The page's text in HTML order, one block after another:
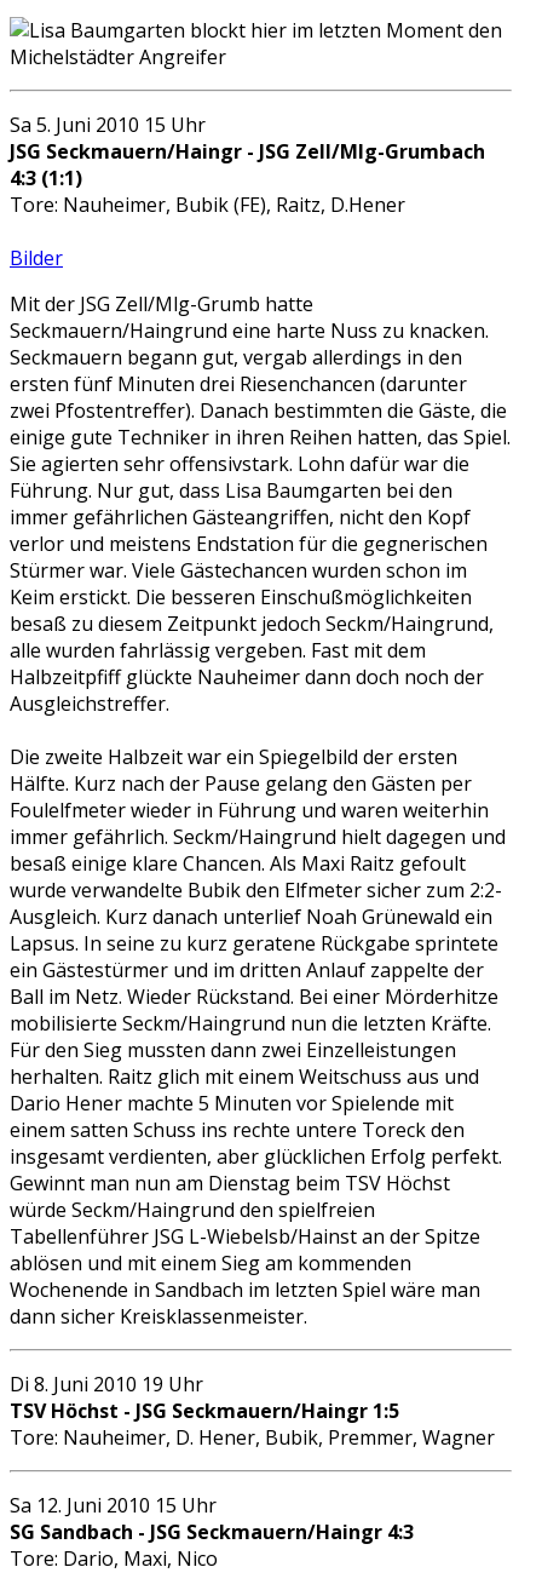
Sa 5. Juni 2010 15 Uhr
JSG Seckmauern/Haingr - JSG Zell/Mlg-Grumbach
4:3 (1:1)
Tore: Nauheimer, Bubik (FE), Raitz, D.Hener
Bilder
Mit der JSG Zell/Mlg-Grumb hatte
Seckmauern/Haingrund eine harte Nuss zu knacken.
Seckmauern begann gut, vergab allerdings in den
ersten fünf Minuten drei Riesenchancen (darunter
zwei Pfostentreffer). Danach bestimmten die Gäste, die
einige gute Techniker in ihren Reihen hatten, das Spiel.
Sie agierten sehr offensivstark. Lohn dafür war die
Führung. Nur gut, dass Lisa Baumgarten bei den
immer gefährlichen Gästeangriffen, nicht den Kopf
verlor und meistens Endstation für die gegnerischen
Stürmer war. Viele Gästechancen wurden schon im
Keim erstickt. Die besseren Einschußmöglichkeiten
besaß zu diesem Zeitpunkt jedoch Seckm/Haingrund,
alle wurden fahrlässig vergeben. Fast mit dem
Halbzeitpfiff glückte Nauheimer dann doch noch der
Ausgleichstreffer.
Die zweite Halbzeit war ein Spiegelbild der ersten
Hälfte. Kurz nach der Pause gelang den Gästen per
Foulelfmeter wieder in Führung und waren weiterhin
immer gefährlich. Seckm/Haingrund hielt dagegen und
besaß einige klare Chancen. Als Maxi Raitz gefoult
wurde verwandelte Bubik den Elfmeter sicher zum 2:2-
Ausgleich. Kurz danach unterlief Noah Grünewald ein
Lapsus. In seine zu kurz geratene Rückgabe sprintete
ein Gästestürmer und im dritten Anlauf zappelte der
Ball im Netz. Wieder Rückstand. Bei einer Mörderhitze
mobilisierte Seckm/Haingrund nun die letzten Kräfte.
Für den Sieg mussten dann zwei Einzelleistungen
herhalten. Raitz glich mit einem Weitschuss aus und
Dario Hener machte 5 Minuten vor Spielende mit
einem satten Schuss ins rechte untere Toreck den
insgesamt verdienten, aber glücklichen Erfolg perfekt.
Gewinnt man nun am Dienstag beim TSV Höchst
würde Seckm/Haingrund den spielfreien
Tabellenführer JSG L-Wiebelsb/Hainst an der Spitze
ablösen und mit einem Sieg am kommenden
Wochenende in Sandbach im letzten Spiel wäre man
dann sicher Kreisklassenmeister.
Di 8. Juni 2010 19 Uhr
TSV Höchst - JSG Seckmauern/Haingr 1:5
Tore: Nauheimer, D. Hener, Bubik, Premmer, Wagner
Sa 12. Juni 2010 15 Uhr
SG Sandbach - JSG Seckmauern/Haingr 4:3
Tore: Dario, Maxi, Nico